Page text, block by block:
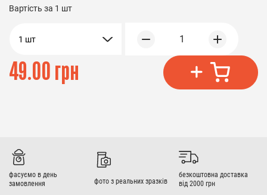
Вартість за 1 шт
1 шт 1
49.00 грн
фасуємо в день
замовлення
фото з реальних зразків
безкоштовна доставка
від 2000 грн